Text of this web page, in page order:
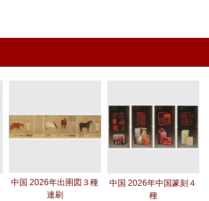
中国 2026年出圉図３種
連刷
中国 2026年中国篆刻４
種